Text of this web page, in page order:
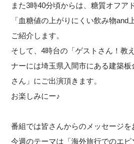
また3時40分頃からは、糖質オフア
「血糖値の上がりにくい飲み物and
ご紹介します。
そして、4時台の「ゲストさん！教
ナーには埼玉県入間市にある建築
さん」 にご出演頂きます。
お楽しみにー♪
番組では皆さんからのメッセージを
今週のテーマは「海外旅行でのエピ